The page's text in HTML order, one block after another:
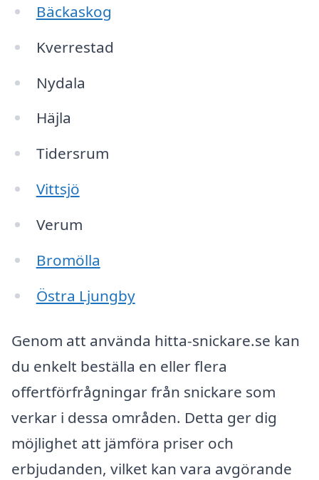
Bäckaskog
Kverrestad
Nydala
Häjla
Tidersrum
Vittsjö
Verum
Bromölla
Östra Ljungby
Genom att använda hitta-snickare.se kan
du enkelt beställa en eller flera
offertförfrågningar från snickare som
verkar i dessa områden. Detta ger dig
möjlighet att jämföra priser och
erbjudanden, vilket kan vara avgörande